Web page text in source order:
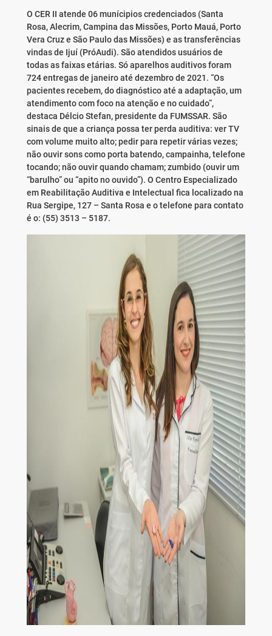
O CER II atende 06 munícipios credenciados (Santa
Rosa, Alecrim, Campina das Missões, Porto Mauá, Porto
Vera Cruz e São Paulo das Missões) e as transferências
vindas de Ijuí (PróAudi). São atendidos usuários de
todas as faixas etárias. Só aparelhos auditivos foram
724 entregas de janeiro até dezembro de 2021. “Os
pacientes recebem, do diagnóstico até a adaptação, um
atendimento com foco na atenção e no cuidado”,
destaca Délcio Stefan, presidente da FUMSSAR. São
sinais de que a criança possa ter perda auditiva: ver TV
com volume muito alto; pedir para repetir várias vezes;
não ouvir sons como porta batendo, campainha, telefone
tocando; não ouvir quando chamam; zumbido (ouvir um
“barulho” ou “apito no ouvido”). O Centro Especializado
em Reabilitação Auditiva e Intelectual fica localizado na
Rua Sergipe, 127 – Santa Rosa e o telefone para contato
é o: (55) 3513 – 5187.